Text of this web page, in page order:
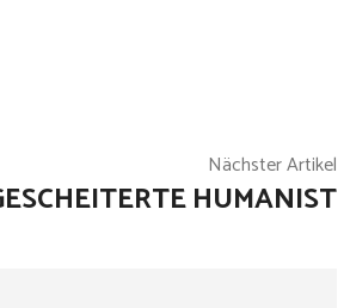
Nächster Artikel
HUMANIST